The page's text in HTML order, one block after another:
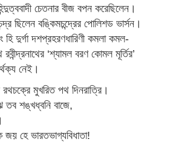
চেতনার বীজ বপন করেছিলেন।
ছিলেন বঙ্কিমচন্দ্রের পোলিশড ভার্সন।
হি দুর্গা দশপ্রহরণধারিণী কমলা কমল-
রবীন্দ্রনাথের ‘শ্যামল বরণ কোমল মূর্তির’
নেই।
রথচক্রে মুখরিত পথ দিনরাত্রি।
তব শঙ্খধ্বনি বাজে,
হে ভারতভাগ্যবিধাতা!